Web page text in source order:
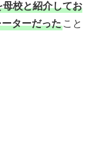
校と紹介してお
ターだったこと